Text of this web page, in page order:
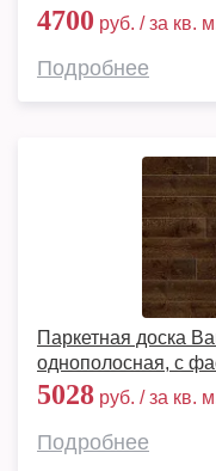
4700 руб. / за кв.
Подробнее
Паркетная доска
однополосная, с
5028 руб. / за кв.
Подробнее